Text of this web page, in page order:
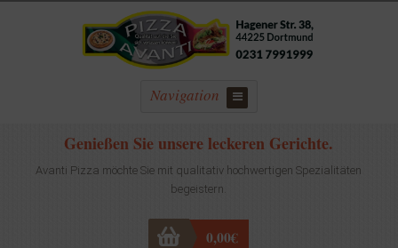
Navigation
Genießen Sie unsere leckeren Gerichte.
Avanti Pizza möchte Sie mit qualitativ hochwertigen Spezialitäten
begeistern.
0,00€